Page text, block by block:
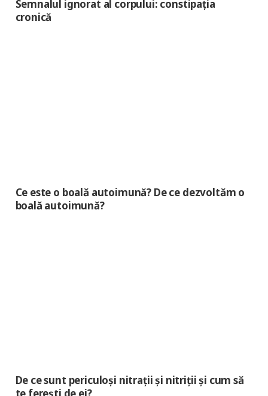
Semnalul ignorat al corpului: constipația
cronică
Ce este o boală autoimună? De ce dezvoltăm o
boală autoimună?
De ce sunt periculoși nitrații și nitriții și cum să
te ferești de ei?